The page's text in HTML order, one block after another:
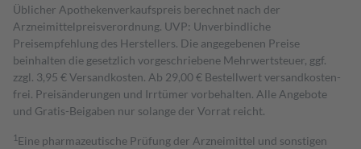
Üblicher Apothekenverkaufspreis berechnet nach der
Arzneimittelpreisverordnung. UVP: Unverbindliche
Preisempfehlung des Herstellers. Die angegebenen Preise
beinhalten die gesetzlich vorgeschriebene Mehrwertsteuer, ggf.
zzgl. 3,95 € Versandkosten. Ab 29,00 € Bestell­wert versand­kosten­
frei. Preisänderungen und Irrtümer vorbehalten. Alle Angebote
und Gratis-Beigaben nur solange der Vorrat reicht.
1 Eine pharmazeutische Prüfung der Arzneimittel und sonstigen